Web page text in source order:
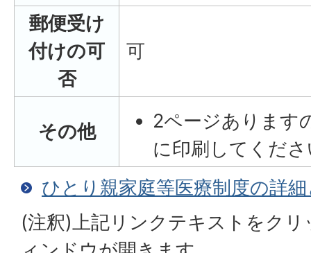
郵便受け
付けの可
否
可
その他
2ページあります
に印刷してくだ
ひとり親家庭等医療制度の詳
(注釈)上記リンクテキストをク